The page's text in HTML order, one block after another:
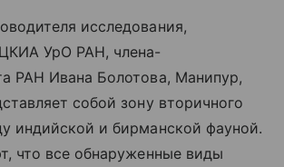
исследования,
УрО РАН, члена-
РАН Ивана Болотова, Манипур,
собой зону вторичного
индийской и бирманской фауной.
что все обнаруженные виды